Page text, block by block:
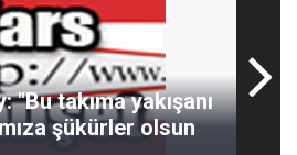
"Bu takıma yakışanı
şükürler olsun